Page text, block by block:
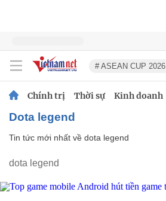
# ASEAN CUP 2026
Chính trị Thời sự Kinh doanh
dota legend
Tin tức mới nhất về dota legend
dota legend